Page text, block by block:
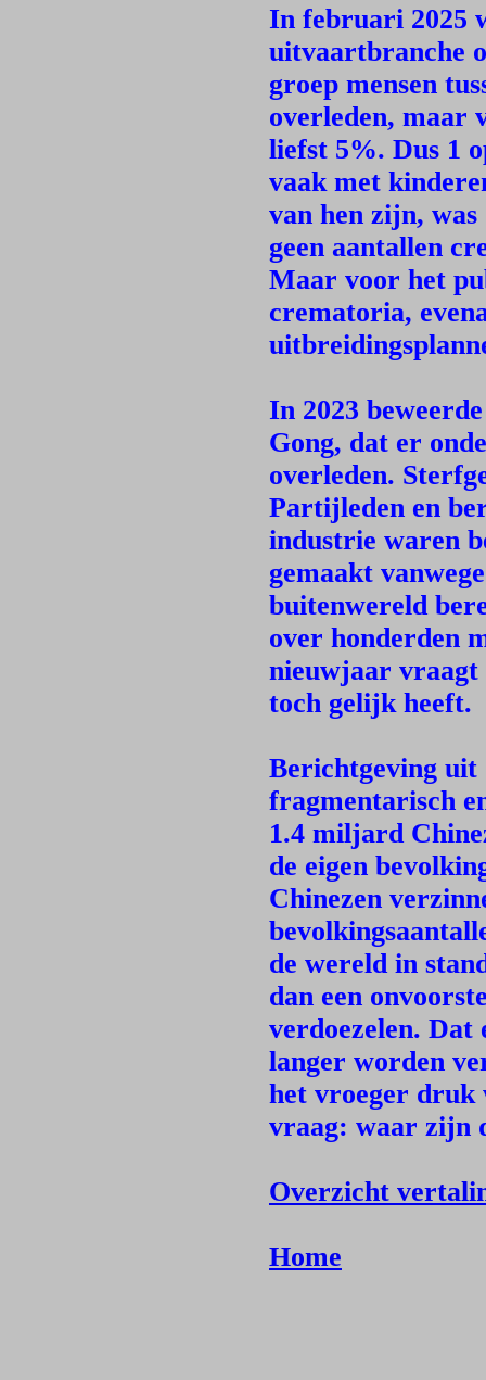
In februari 2025
uitvaartbranche
groep mensen
overleden, maar
liefst 5%. Dus 1
vaak met
van hen zijn,
geen aantallen
Maar voor het
crematoria,
In 2023
Gong, dat er
overleden.
Partijleden en
industrie waren
gemaakt
buitenwereld
over honderden
nieuwjaar vraagt
toch gelijk heeft.
Berichtgeving uit
fragmentarisch
1.4 miljard
de eigen
Chinezen
de wereld in
dan een
verdoezelen. Dat
langer worden
het vroeger druk
vraag: waar zijn
Overzicht
Home